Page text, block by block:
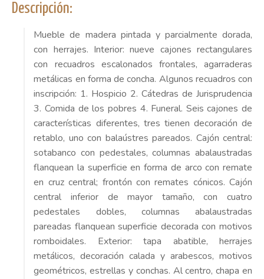
Descripción:
Mueble de madera pintada y parcialmente dorada,
con herrajes. Interior: nueve cajones rectangulares
con recuadros escalonados frontales, agarraderas
metálicas en forma de concha. Algunos recuadros con
inscripción: 1. Hospicio 2. Cátedras de Jurisprudencia
3. Comida de los pobres 4. Funeral. Seis cajones de
características diferentes, tres tienen decoración de
retablo, uno con balaústres pareados. Cajón central:
sotabanco con pedestales, columnas abalaustradas
flanquean la superficie en forma de arco con remate
en cruz central; frontón con remates cónicos. Cajón
central inferior de mayor tamaño, con cuatro
pedestales dobles, columnas abalaustradas
pareadas flanquean superficie decorada con motivos
romboidales. Exterior: tapa abatible, herrajes
metálicos, decoración calada y arabescos, motivos
geométricos, estrellas y conchas. Al centro, chapa en